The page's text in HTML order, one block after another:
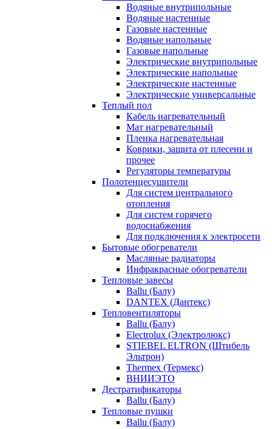
Водяные внутрипольные
Водяные настенные
Газовые настенные
Водяные напольные
Газовые напольные
Электрические внутрипольные
Электрические напольные
Электрические настенные
Электрические универсальные
Теплый пол
Кабель нагревательный
Мат нагревательный
Пленка нагревательная
Коврики, защита от плесени и
прочее
Регуляторы температуры
Полотенцесушители
Для систем центрального
отопления
Для систем горячего
водоснабжения
Для подключения к электросети
Бытовые обогреватели
Масляные радиаторы
Инфракрасные обогреватели
Тепловые завесы
Ballu (Балу)
DANTEX (Дантекс)
Тепловентиляторы
Ballu (Балу)
Electrolux (Электролюкс)
STIEBEL ELTRON (Штибель
Эльтрон)
Thermex (Термекс)
ВНИИЭТО
Дестратификаторы
Ballu (Балу)
Тепловые пушки
Ballu (Балу)